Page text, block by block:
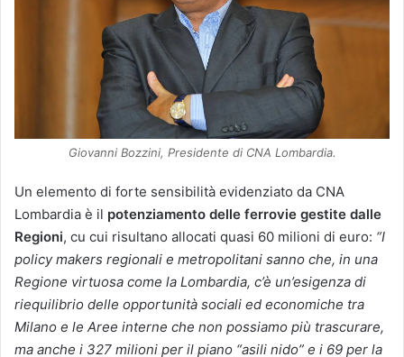
Giovanni Bozzini, Presidente di CNA Lombardia.
Un elemento di forte sensibilità evidenziato da CNA
Lombardia è il potenziamento delle ferrovie gestite dalle
Regioni, cu cui risultano allocati quasi 60 milioni di euro: “I
policy makers regionali e metropolitani sanno che, in una
Regione virtuosa come la Lombardia, c’è un’esigenza di
riequilibrio delle opportunità sociali ed economiche tra
Milano e le Aree interne che non possiamo più trascurare,
ma anche i 327 milioni per il piano “asili nido” e i 69 per la